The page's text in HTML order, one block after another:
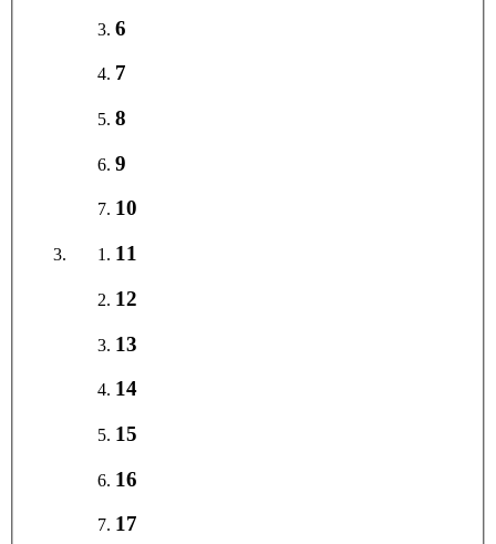
6
7
8
9
10
11
12
13
14
15
16
17